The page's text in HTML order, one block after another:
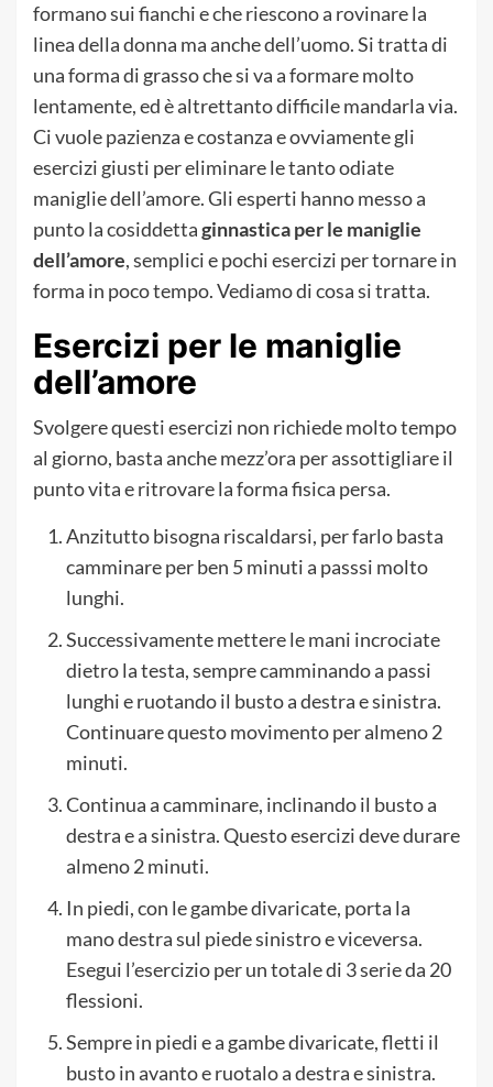
formano sui fianchi e che riescono a rovinare la
linea della donna ma anche dell’uomo. Si tratta di
una forma di grasso che si va a formare molto
lentamente, ed è altrettanto difficile mandarla via.
Ci vuole pazienza e costanza e ovviamente gli
esercizi giusti per eliminare le tanto odiate
maniglie dell’amore. Gli esperti hanno messo a
punto la cosiddettaginnastica per le maniglie
dell’amore, semplici e pochi esercizi per tornare in
forma in poco tempo. Vediamo di cosa si tratta.
Esercizi per le maniglie
dell’amore
Svolgere questi esercizi non richiede molto tempo
al giorno, basta anche mezz’ora per assottigliare il
punto vita e ritrovare la forma fisica persa.
Anzitutto bisogna riscaldarsi, per farlo basta
camminare per ben 5 minuti a passsi molto
lunghi.
Successivamente mettere le mani incrociate
dietro la testa, sempre camminando a passi
lunghi e ruotando il busto a destra e sinistra.
Continuare questo movimento per almeno 2
minuti.
Continua a camminare, inclinando il busto a
destra e a sinistra. Questo esercizi deve durare
almeno 2 minuti.
In piedi, con le gambe divaricate, porta la
mano destra sul piede sinistro e viceversa.
Esegui l’esercizio per un totale di 3 serie da 20
flessioni.
Sempre in piedi e a gambe divaricate, fletti il
busto in avanto e ruotalo a destra e sinistra.